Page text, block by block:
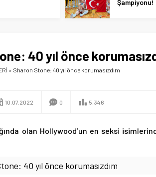
Şampiyonu!
40 yıl önce
» Sharon Stone: 40 yıl önce korumasızdım
10.07.2022 0 5.346
olan Hollywood’un en seksi
40 yıl önce korumasızdım